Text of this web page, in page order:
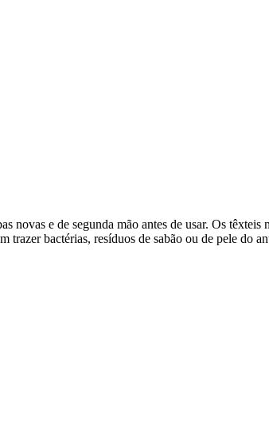
novas e de segunda mão antes de usar. Os
trazer bactérias, resíduos de sabão ou de pele